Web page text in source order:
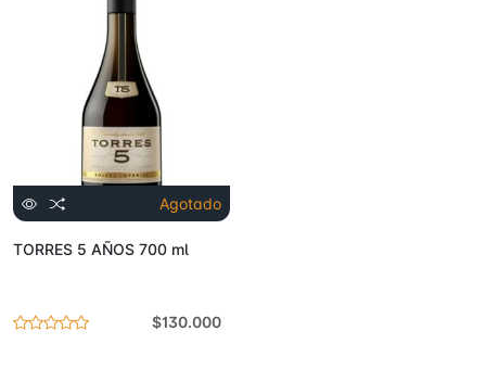
Agotado
TORRES 5 AÑOS 700 ml
$130.000